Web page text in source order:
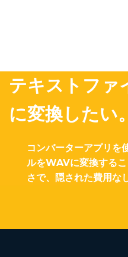
テキストファ
に変換したい。
コンバーターアプリを
ルをWAVに変換する
さで、隠された費用な